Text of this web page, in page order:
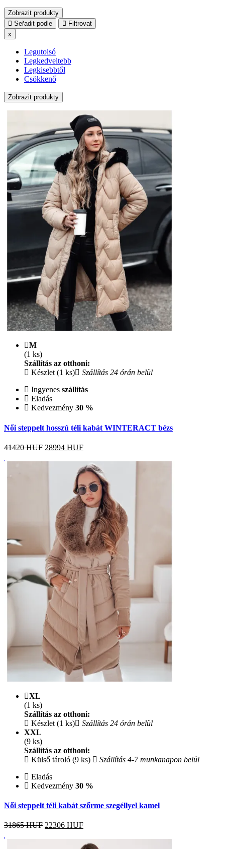
Zobrazit produkty
Seřadit podle
Filtrovat
x
Legutolsó
Legkedveltebb
Legkisebbtől
Csökkenő
Zobrazit produkty
M
(1 ks)
Szállítás az otthoni:
Készlet (1 ks)
Szállítás 24 órán belül
Ingyenes szállítás
Eladás
Kedvezmény 30 %
Női steppelt hosszú téli kabát WINTERACT bézs
41420 HUF 28994 HUF
XL
(1 ks)
Szállítás az otthoni:
Készlet (1 ks)
Szállítás 24 órán belül
XXL
(9 ks)
Szállítás az otthoni:
Külső tároló (9 ks)
Szállítás 4-7 munkanapon belül
Eladás
Kedvezmény 30 %
Női steppelt téli kabát szőrme szegéllyel kamel
31865 HUF 22306 HUF